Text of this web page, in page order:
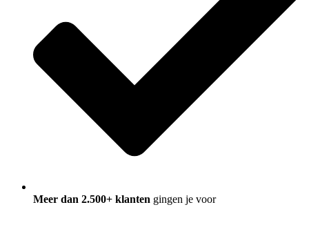
Meer dan 2.500+ klanten gingen je voor